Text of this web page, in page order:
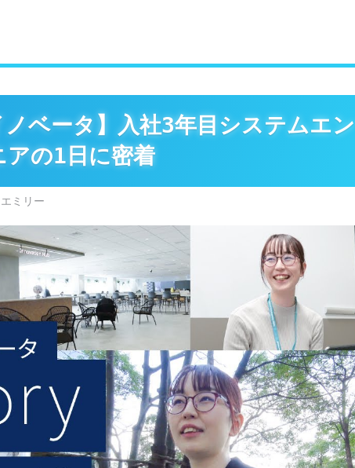
ノベータ】入社3年目システムエン
アの1日に密着
ミリー